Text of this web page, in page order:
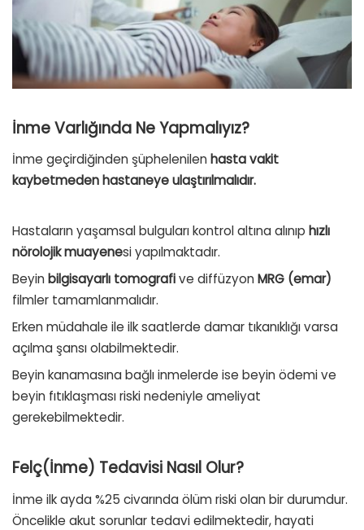
İnme Varlığında Ne Yapmalıyız?
İnme geçirdiğinden şüphelenilen hasta vakit
kaybetmeden hastaneye ulaştırılmalıdır.
Hastaların yaşamsal bulguları kontrol altına alınıp hızlı
nörolojik muayenesi yapılmaktadır.
Beyin bilgisayarlı tomografive diffüzyon MRG (emar)
filmler tamamlanmalıdır.
Erken müdahale ile ilk saatlerde damar tıkanıklığı varsa
açılma şansı olabilmektedir.
Beyin kanamasına bağlı inmelerde ise beyin ödemive
beyin fıtıklaşmasıriski nedeniyle ameliyat
gerekebilmektedir.
Felç(İnme) Tedavisi Nasıl Olur?
İnme ilk ayda %25 civarında ölüm riski olan bir durumdur.
Öncelikle akut sorunlar tedavi edilmektedir, hayati